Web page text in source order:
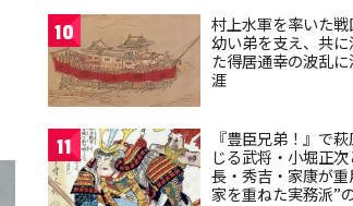
10
村上水軍を率いた戦
幼い弟を支え、共に
た得居通幸の波乱
涯
11
『豊臣兄弟！』で
じる武将・小堀正
長・秀吉・家康が重
家を重ねた実務派”